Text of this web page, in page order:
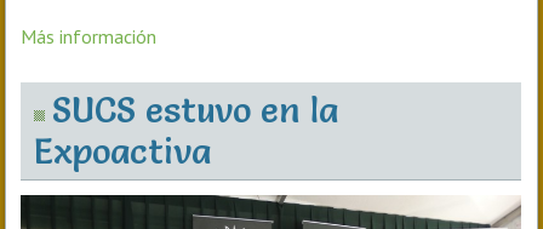
Más información
SUCS estuvo en la
Expoactiva